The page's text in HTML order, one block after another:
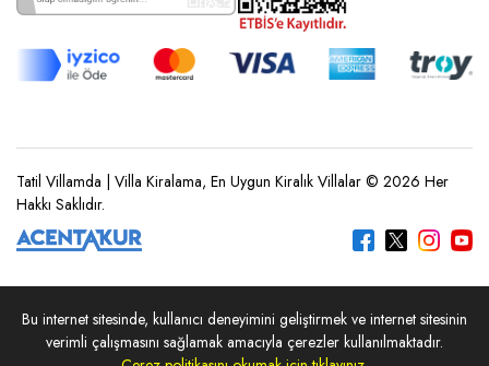
Tatil Villamda | Villa Kiralama, En Uygun Kiralık Villalar © 2026 Her
Hakkı Saklıdır.
REZERVASYON YAP
Bu internet sitesinde, kullanıcı deneyimini geliştirmek ve internet sitesinin
verimli çalışmasını sağlamak amacıyla çerezler kullanılmaktadır.